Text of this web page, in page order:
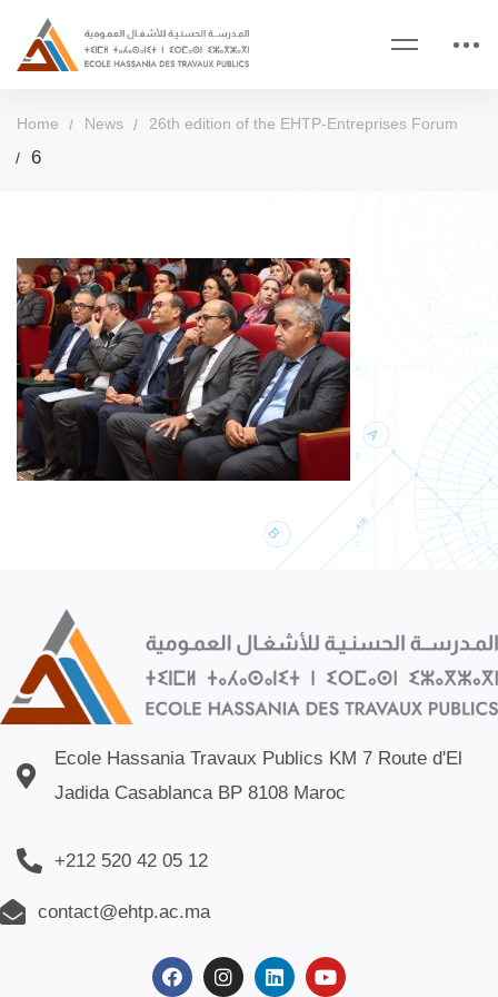
Home News 26th edition of the EHTP-Entreprises Forum
6
Ecole Hassania Travaux Publics KM 7 Route d'El
Jadida Casablanca BP 8108 Maroc
+212 520 42 05 12
contact@ehtp.ac.ma